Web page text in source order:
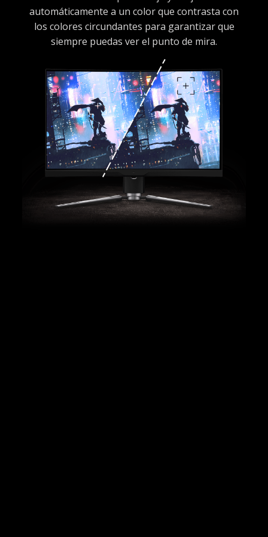
automáticamente a un color que contrasta con
los colores circundantes para garantizar que
siempre puedas ver el punto de mira.